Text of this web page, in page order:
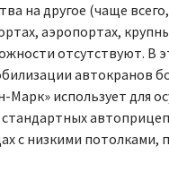
на другое (чаще
аэропортах,
отсутствуют. В
автокранов
Марк» использует для
стандартных
с низкими потолками,